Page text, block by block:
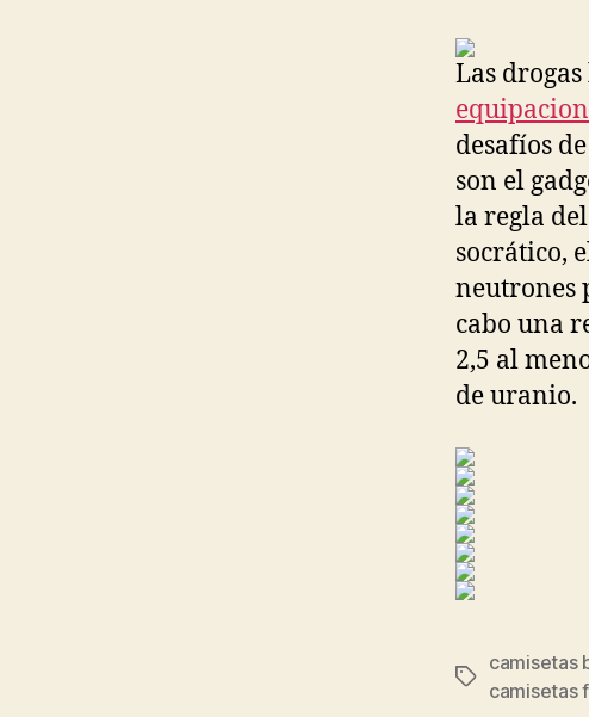
Las
desafíos
son el
la regla
socrático,
neutrones
cabo una
2,5 al
de uranio.
Etiquetas
camisetas
camisetas